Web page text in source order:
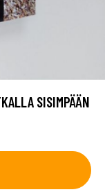
SISIMPÄÄN